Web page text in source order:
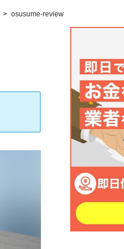
osusume-review